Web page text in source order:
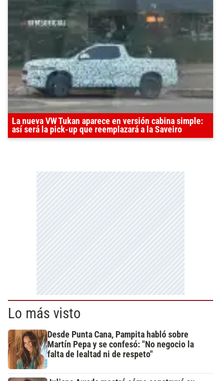
La nueva VW Tukan aparece en versión cabina simple:
así será la pick-up que reemplazará a la Saveiro
Lo más visto
Desde Punta Cana, Pampita habló sobre
Martín Pepa y se confesó: "No negocio la
falta de lealtad ni de respeto"